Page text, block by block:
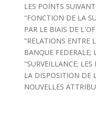
LES POINTS
"FONCTION DE LA
PAR LE BIAIS DE
"RELATIONS ENTRE
BANQUE
"SURVEILLANCE;
LA DISPOSITION DE
NOUVELLES